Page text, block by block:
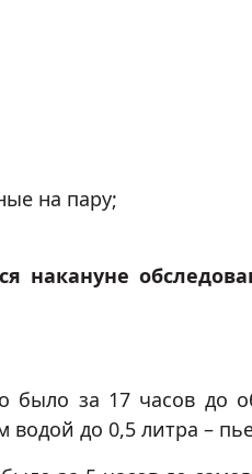
на пару;
накануне
было за 17 часов до
до 0,5 литра –